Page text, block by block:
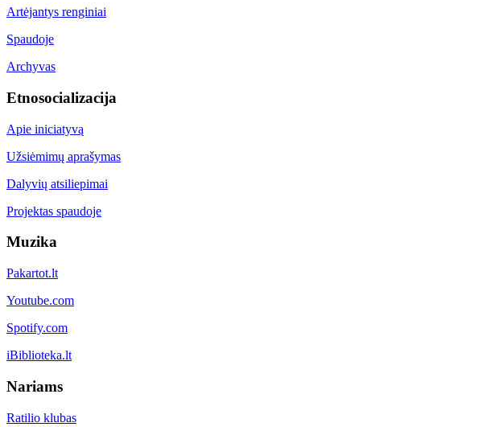
Artėjantys renginiai
Spaudoje
Archyvas
Etnosocializacija
Apie iniciatyvą
Užsiėmimų aprašymas
Dalyvių atsiliepimai
Projektas spaudoje
Muzika
Pakartot.lt
Youtube.com
Spotify.com
iBiblioteka.lt
Nariams
Ratilio klubas